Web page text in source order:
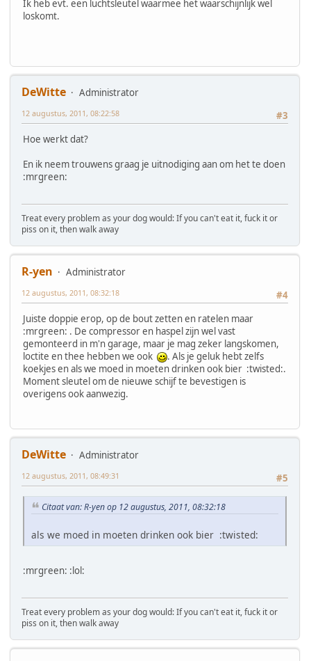
Ik heb evt. een luchtsleutel waarmee het waarschijnlijk wel
loskomt.
DeWitte
Administrator
#3
12 augustus, 2011, 08:22:58
Hoe werkt dat?
En ik neem trouwens graag je uitnodiging aan om het te doen
:mrgreen:
Treat every problem as your dog would: If you can't eat it, fuck it or
piss on it, then walk away
R-yen
Administrator
#4
12 augustus, 2011, 08:32:18
Juiste doppie erop, op de bout zetten en ratelen maar
:mrgreen: . De compressor en haspel zijn wel vast
gemonteerd in m'n garage, maar je mag zeker langskomen,
loctite en thee hebben we ook
. Als je geluk hebt zelfs
koekjes en als we moed in moeten drinken ook bier :twisted:.
Moment sleutel om de nieuwe schijf te bevestigen is
overigens ook aanwezig.
DeWitte
Administrator
#5
12 augustus, 2011, 08:49:31
Citaat van: R-yen op 12 augustus, 2011, 08:32:18
als we moed in moeten drinken ook bier :twisted:
:mrgreen: :lol:
Treat every problem as your dog would: If you can't eat it, fuck it or
piss on it, then walk away